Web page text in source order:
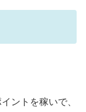
ントを稼いで、